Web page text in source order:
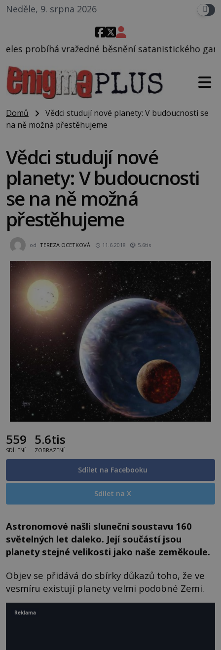
Neděle, 9. srpna 2026
satanistického gangu vedeného
Domů
Vědci studují nové planety: V budoucnosti se
na ně možná přestěhujeme
Vědci studují nové
planety: V budoucnosti
se na ně možná
přestěhujeme
od TEREZA OCETKOVÁ 11.6.2018 5.6tis
559
SDÍLENÍ
5.6tis
ZOBRAZENÍ
Sdílet na Facebooku
Sdílet na X
Astronomové našli sluneční soustavu 160
světelných let daleko. Její součástí jsou
planety stejné velikosti jako naše zeměkoule.
Objev se přidává do sbírky důkazů toho, že ve
vesmíru existují planety velmi podobné Zemi.
Reklama